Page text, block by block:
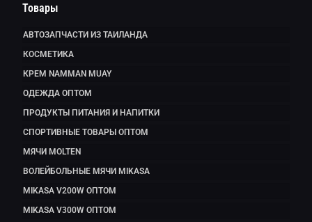
Товары
АВТОЗАПЧАСТИ ИЗ ТАИЛАНДА
КОСМЕТИКА
КРЕМ NAMMAN MUAY
ОДЕЖДА ОПТОМ
ПРОДУКТЫ ПИТАНИЯ И НАПИТКИ
СПОРТИВНЫЕ ТОВАРЫ ОПТОМ
МЯЧИ MOLTEN
ВОЛЕЙБОЛЬНЫЕ МЯЧИ MIKASA
MIKASA V200W ОПТОМ
MIKASA V300W ОПТОМ